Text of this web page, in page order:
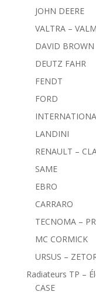
JOHN DEERE
VALTRA –
DAVID BROWN
DEUTZ FAHR
FENDT
FORD
LANDINI
RENAULT –
SAME
EBRO
CARRARO
TECNOMA –
MC CORMICK
URSUS –
Radiateurs TP –
CASE